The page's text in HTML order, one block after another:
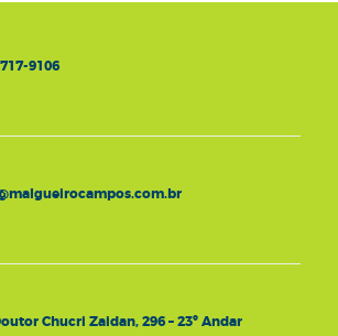
9106
Chucri Zaidan, 296 – 23º Andar